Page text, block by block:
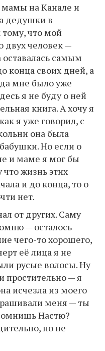
мамы на Канале и
дедушки в
тому, что мой
двух человек —
самым
конца своих дней, а
мне было уже
я не буду о ней
книга. А хочу я
я уже говорил, с
она была
Но если о
и маме я мог бы
что жизнь этих
и до конца, то о
нет.
от других. Саму
— осталось
чего-то хорошего,
её лица я не
русые волосы. Ну
простительно — я
исчезла из моего
меня — ты
Настю?
но не